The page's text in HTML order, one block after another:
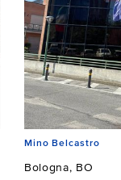
Mino Belcastro
Bologna, BO